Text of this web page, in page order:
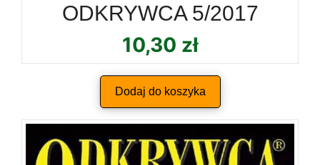
ODKRYWCA 5/2017
10,30 zł
Dodaj do koszyka